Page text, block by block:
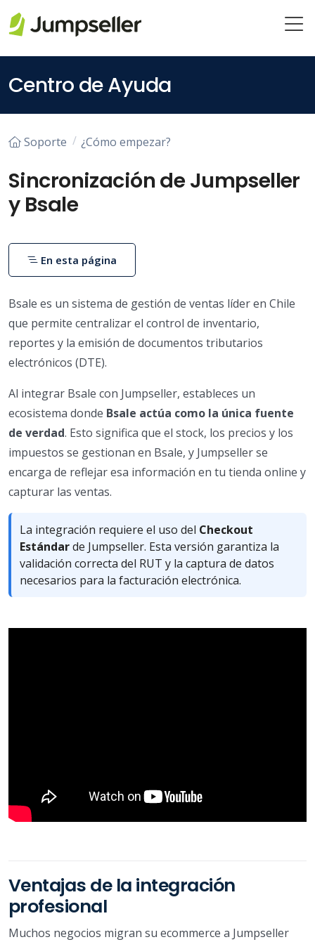
Centro de Ayuda
Soporte ¿Cómo empezar?
Sincronización de Jumpseller
y Bsale
Bsale es un sistema de gestión de ventas líder en Chile
que permite centralizar el control de inventario,
reportes y la emisión de documentos tributarios
electrónicos (DTE).
Al integrar Bsale con Jumpseller, estableces un
ecosistema donde Bsale actúa como la única fuente
de verdad. Esto significa que el stock, los precios y los
impuestos se gestionan en Bsale, y Jumpseller se
encarga de reflejar esa información en tu tienda online y
capturar las ventas.
La integración requiere el uso del Checkout
Estándarde Jumpseller. Esta versión garantiza la
validación correcta del RUT y la captura de datos
necesarios para la facturación electrónica.
Ventajas de la integración
profesional
Muchos negocios migran su ecommerce a Jumpseller
En esta página